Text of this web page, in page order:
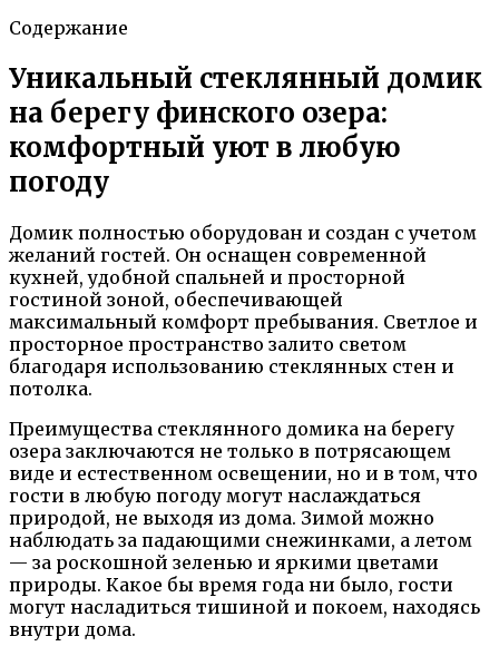
Содержание
Уникальный стеклянный домик
на берегу финского озера:
комфортный уют в любую
погоду
Домик полностью оборудован и создан с учетом
желаний гостей. Он оснащен современной
кухней, удобной спальней и просторной
гостиной зоной, обеспечивающей
максимальный комфорт пребывания. Светлое и
просторное пространство залито светом
благодаря использованию стеклянных стен и
потолка.
Преимущества стеклянного домика на берегу
озера заключаются не только в потрясающем
виде и естественном освещении, но и в том, что
гости в любую погоду могут наслаждаться
природой, не выходя из дома. Зимой можно
наблюдать за падающими снежинками, а летом
— за роскошной зеленью и яркими цветами
природы. Какое бы время года ни было, гости
могут насладиться тишиной и покоем, находясь
внутри дома.